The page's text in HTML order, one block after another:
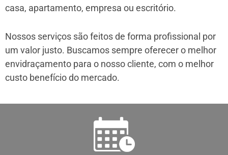
casa, apartamento, empresa ou escritório.
Nossos serviços são feitos de forma profissional por
um valor justo. Buscamos sempre oferecer o melhor
envidraçamento para o nosso cliente, com o melhor
custo benefício do mercado.